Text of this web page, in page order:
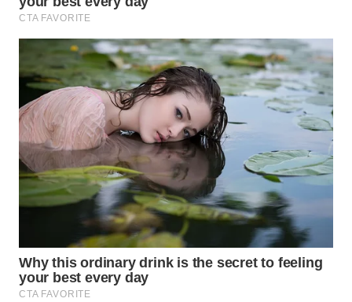
WAHANA
PERSONA
WAHANA
OTOMOTIF
WAHANA
HEALTH
WAHANA
LAPAK
WAHANA